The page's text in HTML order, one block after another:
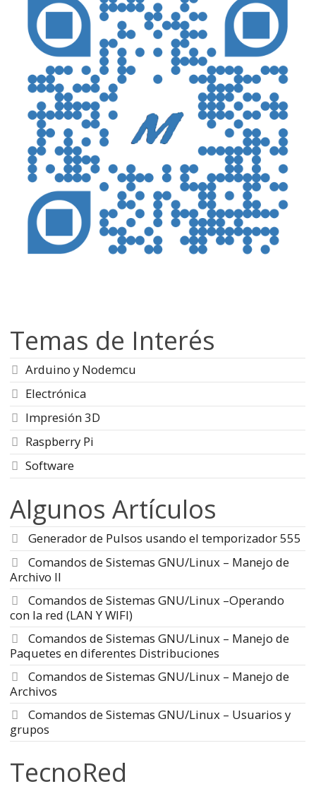
Temas de Interés
Arduino y Nodemcu
Electrónica
Impresión 3D
Raspberry Pi
Software
Algunos Artículos
Generador de Pulsos usando el temporizador 555
Comandos de Sistemas GNU/Linux – Manejo de
Archivo II
Comandos de Sistemas GNU/Linux –Operando
con la red (LAN Y WIFI)
Comandos de Sistemas GNU/Linux – Manejo de
Paquetes en diferentes Distribuciones
Comandos de Sistemas GNU/Linux – Manejo de
Archivos
Comandos de Sistemas GNU/Linux – Usuarios y
grupos
TecnoRed